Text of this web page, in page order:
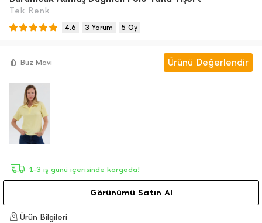
Tek Renk
4.6 3 Yorum 5 Oy
Buz Mavi Ürünü Değerlendir
1-3 iş günü içerisinde kargoda!
Görünümü Satın Al
Ürün Bilgileri